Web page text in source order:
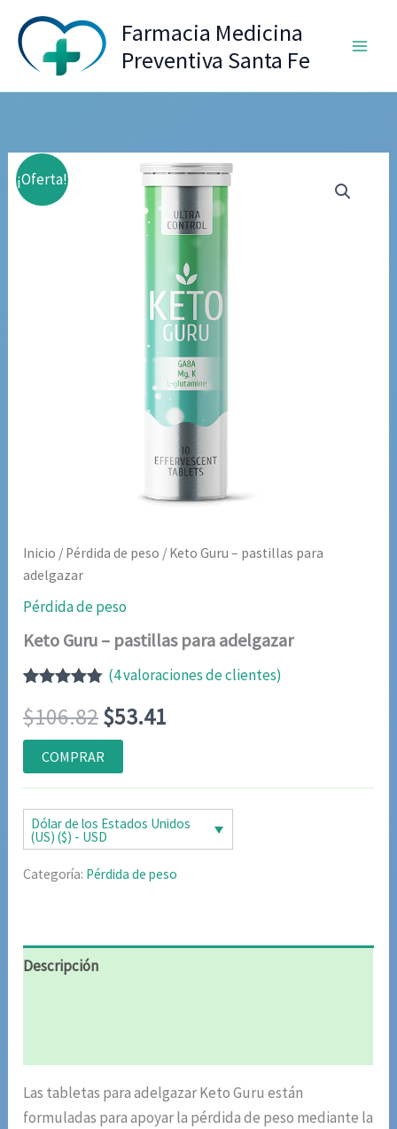
contenido
Farmacia Medicina
Preventiva Santa Fe
¡Oferta!
Inicio / Pérdida de peso / Keto Guru – pastillas para
adelgazar
Pérdida de peso
Keto Guru – pastillas para adelgazar
con4.75de
5 en base
a
valoraciones
de clientes
(4valoraciones de clientes)
$106.82El
precio
original
era:
$106.82.
$53.41
actual
es:
$53.41.
COMPRAR
Dólar de los Estados Unidos
(US) ($) - USD
Categoría: Pérdida de peso
Descripción
Las tabletas para adelgazar Keto Guru están
formuladas para apoyar la pérdida de peso mediante la